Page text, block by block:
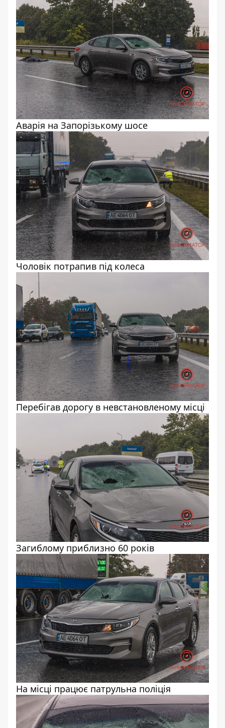
Аварія на Запорізькому шосе
Чоловік потрапив під колеса
Перебігав дорогу в невстановленому місці
Загиблому приблизно 60 років
На місці працює патрульна поліція